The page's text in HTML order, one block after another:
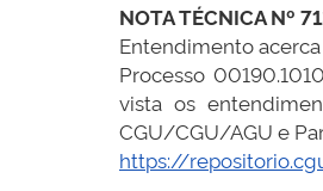
NOTA TÉCNICA Nº
Entendimento
Processo
vista os
CGU/CGU/AGU e
https://